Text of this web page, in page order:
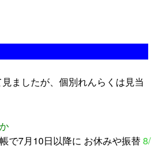
ましたが、個別れんらくは見当
で7月10日以降に お休みや振替8/